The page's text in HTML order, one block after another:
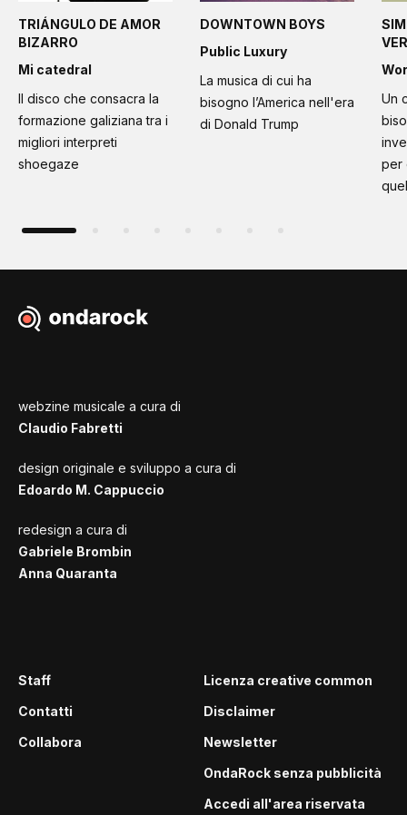
TRIÁNGULO DE AMOR
BIZARRO
Mi catedral
Il disco che consacra la
formazione galiziana tra i
migliori interpreti
shoegaze
DOWNTOWN BOYS
Public Luxury
La musica di cui ha
bisogno l’America nell'era
di Donald Trump
Un
per
webzine musicale a cura di
Claudio Fabretti
design originale e sviluppo a cura di
Edoardo M. Cappuccio
redesign a cura di
Gabriele Brombin
Anna Quaranta
Staff
Contatti
Collabora
Licenza creative common
Disclaimer
Newsletter
OndaRock senza pubblicità
Accedi all'area riservata